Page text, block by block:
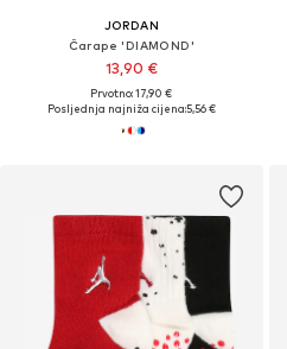
JORDAN
Čarape 'DIAMOND'
13,90 €
Prvotno: 17,90 €
Posljednja najniža cijena:5,56 €